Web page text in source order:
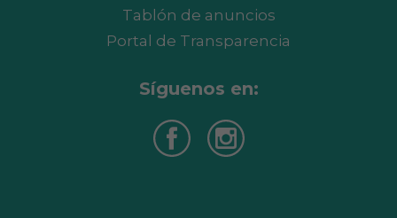
Tablón de anuncios
Portal de Transparencia
Síguenos en: